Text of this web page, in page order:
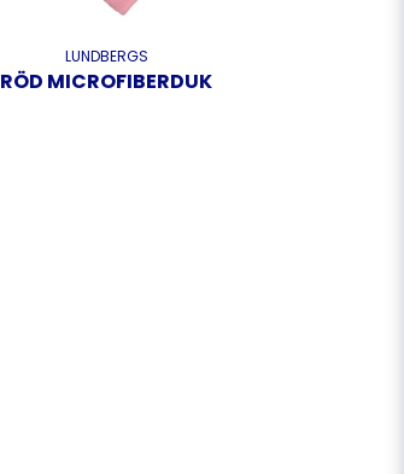
LUNDBERGS
RÖD MICROFIBERDUK